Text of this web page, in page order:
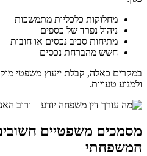
מחלוקות כלכליות מתמשכות
ניהול נפרד של כספים
מתיחות סביב נכסים או חובות
חשש מהברחת נכסים
במקרים כאלה, קבלת ייעוץ משפטי
ולמנוע טעויות.
מסמכים משפטיים
המשפחתי